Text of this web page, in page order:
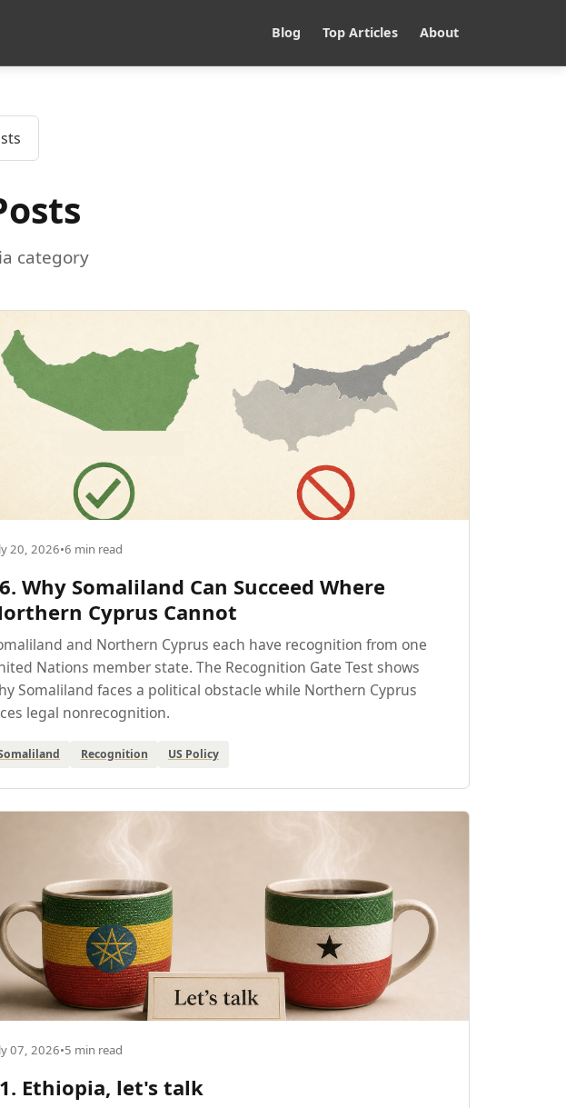
Blog Top Articles About
category
20, 2026•6 min read
Why Somaliland Can Succeed Where
Cyprus Cannot
and Northern Cyprus each have recognition from one
Nations member state. The Recognition Gate Test shows
Somaliland faces a political obstacle while Northern Cyprus
legal nonrecognition.
Recognition US Policy
07, 2026•5 min read
Ethiopia, let's talk